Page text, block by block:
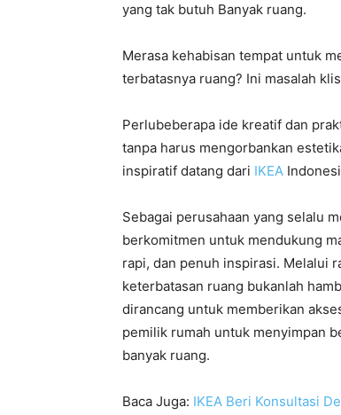
yang tak butuh Banyak ruang.
Merasa kehabisan tempat untuk
terbatasnya ruang? Ini masalah
Perlubeberapa ide kreatif dan
tanpa harus mengorbankan
inspiratif datang dari IKEA
Sebagai perusahaan yang selalu
berkomitmen untuk mendukung
rapi, dan penuh inspirasi. Melalui
keterbatasan ruang bukanlah
dirancang untuk memberikan
pemilik rumah untuk menyimpan
banyak ruang.
Baca Juga: IKEA Beri Konsultasi